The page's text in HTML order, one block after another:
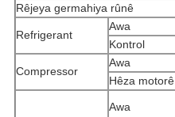
Rêjeya germahiya rûnê
Refrigerant
Awa
Kontrol
Compressor
Awa
Hêza motorê
Awa